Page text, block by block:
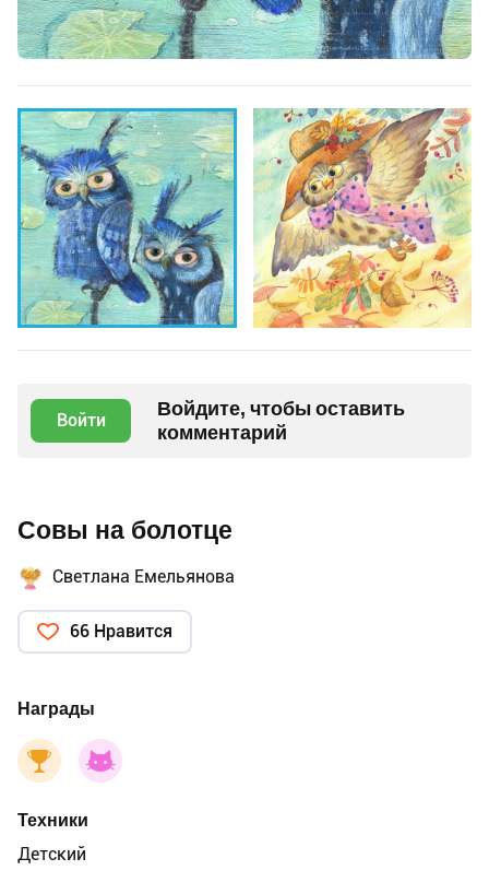
Войти
Войдите, чтобы оставить
комментарий
Совы на болотце
Светлана Емельянова
66 Нравится
Награды
Техники
Детский